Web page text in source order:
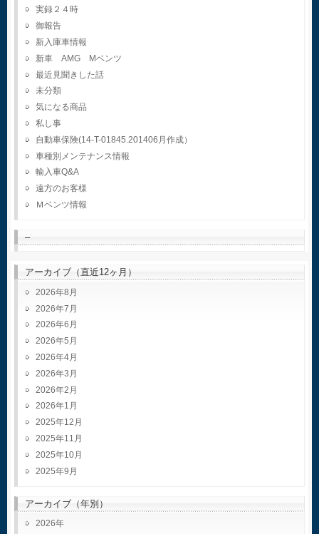
実録２４時
御報告
新入庫車情報
新車 AMG Mベンツ
最近見聞きした話
未分類
気になる商品
私し事
自動車保険(14-T-01845.201406月作成）
車種別メンテナンス情報
輸入車Q&A
遠方のお客様
Ｍベンツ情報
–
アーカイブ（直近12ヶ月）
2026年8月
2026年7月
2026年6月
2026年5月
2026年4月
2026年3月
2026年2月
2026年1月
2025年12月
2025年11月
2025年10月
2025年9月
アーカイブ（年別）
2026